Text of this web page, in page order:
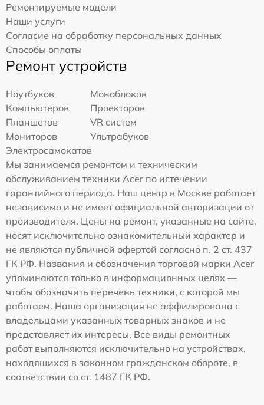
Ремонтируемые модели
Наши услуги
Согласие на обработку персональных данных
Способы оплаты
Ремонт устройств
Ноутбуков
Моноблоков
Компьютеров
Проекторов
Планшетов
VR систем
Мониторов
Ультрабуков
Электросамокатов
Мы занимаемся ремонтом и техническим
обслуживанием техники Acer по истечении
гарантийного периода. Наш центр в Москве работает
независимо и не имеет официальной авторизации от
производителя. Цены на ремонт, указанные на сайте,
носят исключительно ознакомительный характер и
не являются публичной офертой согласно п. 2 ст. 437
ГК РФ. Названия и обозначения торговой марки Acer
упоминаются только в информационных целях —
чтобы обозначить перечень техники, с которой мы
работаем. Наша организация не аффилирована с
владельцами указанных товарных знаков и не
представляет их интересы. Все виды ремонтных
работ выполняются исключительно на устройствах,
находящихся в законном гражданском обороте, в
соответствии со ст. 1487 ГК РФ.